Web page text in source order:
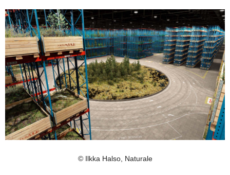
© Ilkka Halso, Naturale